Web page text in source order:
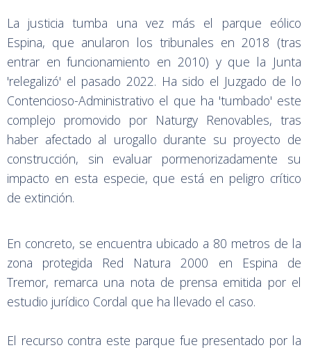
La justicia tumba una vez más el parque eólico
Espina, que anularon los tribunales en 2018 (tras
entrar en funcionamiento en 2010) y que la Junta
'relegalizó' el pasado 2022. Ha sido el Juzgado de lo
Contencioso-Administrativo el que ha 'tumbado' este
complejo promovido por Naturgy Renovables, tras
haber afectado al urogallo durante su proyecto de
construcción, sin evaluar pormenorizadamente su
impacto en esta especie, que está en peligro crítico
de extinción.
En concreto, se encuentra ubicado a 80 metros de la
zona protegida Red Natura 2000 en Espina de
Tremor, remarca una nota de prensa emitida por el
estudio jurídico Cordal que ha llevado el caso.
El recurso contra este parque fue presentado por la